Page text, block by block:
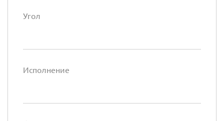
Угол
Исполнение